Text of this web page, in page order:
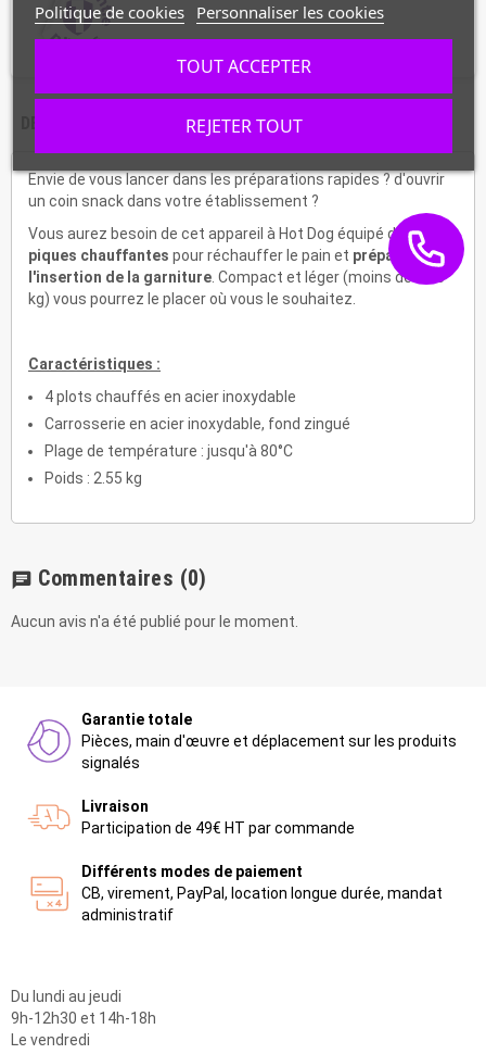
CARACTÉRISTIQUES
Envie de vous lancer dans les préparations rapides ? d'ouvrir
un coin snack dans votre établissement ?
Vous aurez besoin de cet appareil à Hot Dog équipé de 4
piques chauffantes pour réchauffer le pain et préparer
l'insertion de la garniture . Compact et léger (moins de 2.55
kg) vous pourrez le placer où vous le souhaitez.
Caractéristiques :
4 plots chauffés en acier inoxydable
Carrosserie en acier inoxydable, fond zingué
Plage de température : jusqu'à 80°C
Poids : 2.55 kg
chat Commentaires (0)
Aucun avis n'a été publié pour le moment.
Garantie totale
Pièces, main d'œuvre et déplacement sur les produits
signalés
Livraison
Participation de 49€ HT par commande
Différents modes de paiement
CB, virement, PayPal, location longue durée, mandat
administratif
Du lundi au jeudi
9h-12h30 et 14h-18h
Le vendredi
Politique de cookies Personnaliser les cookies
REJETER TOUT
TOUT ACCEPTER